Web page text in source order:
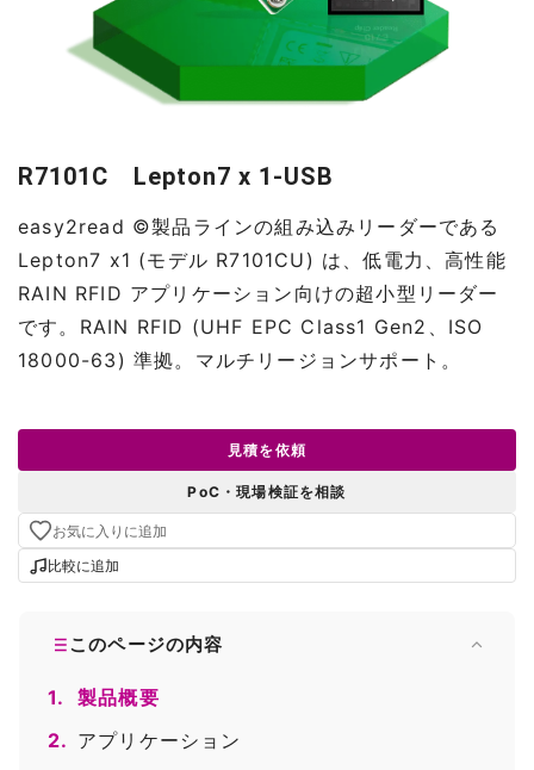
R7101C Lepton7 x 1-USB
easy2read ©製品ラインの組み込みリーダーである
Lepton7 x1 (モデル R7101CU) は、低電力、高性能
RAIN RFID アプリケーション向けの超小型リーダー
です。RAIN RFID (UHF EPC Class1 Gen2、ISO
18000-63) 準拠。マルチリージョンサポート。
見積を依頼
PoC・現場検証を相談
お気に入りに追加
比較に追加
このページの内容
1.
製品概要
2. アプリケーション